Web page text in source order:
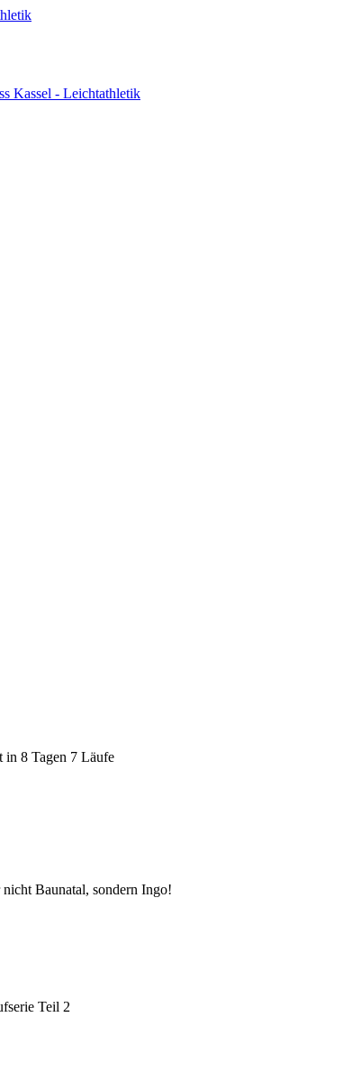
Kassel - Leichtathletik
in 8 Tagen 7 Läufe
Baunatal, sondern Ingo!
Teil 2